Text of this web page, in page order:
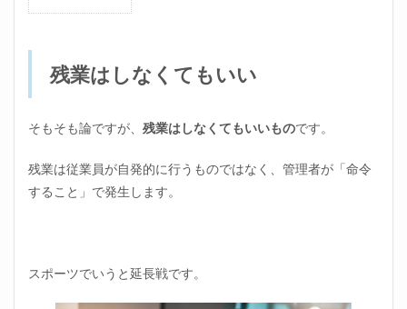
ても
残業
いで
帰る
ため
業す
る人
のあ
残業はしなくてもいい
そもそも論ですが、 残業はしなくてもいいものです。
残業は従業員が自発的に行うものではなく、管理者が「命令
すること」で発生します。
スポーツでいうと延長戦です。